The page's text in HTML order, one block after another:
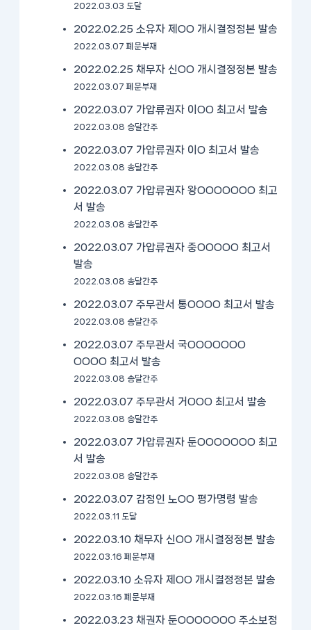
2022.03.03 도달
2022.02.25 소유자 제OO 개시결정정본 발송
2022.03.07 폐문부재
2022.02.25 채무자 신OO 개시결정정본 발송
2022.03.07 폐문부재
2022.03.07 가압류권자 이OO 최고서 발송
2022.03.08 송달간주
2022.03.07 가압류권자 이O 최고서 발송
2022.03.08 송달간주
2022.03.07 가압류권자 왕OOOOOOO 최고
서 발송
2022.03.08 송달간주
2022.03.07 가압류권자 중OOOOO 최고서
발송
2022.03.08 송달간주
2022.03.07 주무관서 통OOOO 최고서 발송
2022.03.08 송달간주
2022.03.07 주무관서 국OOOOOOO
OOOO 최고서 발송
2022.03.08 송달간주
2022.03.07 주무관서 거OOO 최고서 발송
2022.03.08 송달간주
2022.03.07 가압류권자 둔OOOOOOO 최고
서 발송
2022.03.08 송달간주
2022.03.07 감정인 노OO 평가명령 발송
2022.03.11 도달
2022.03.10 채무자 신OO 개시결정정본 발송
2022.03.16 폐문부재
2022.03.10 소유자 제OO 개시결정정본 발송
2022.03.16 폐문부재
2022.03.23 채권자 둔OOOOOOO 주소보정